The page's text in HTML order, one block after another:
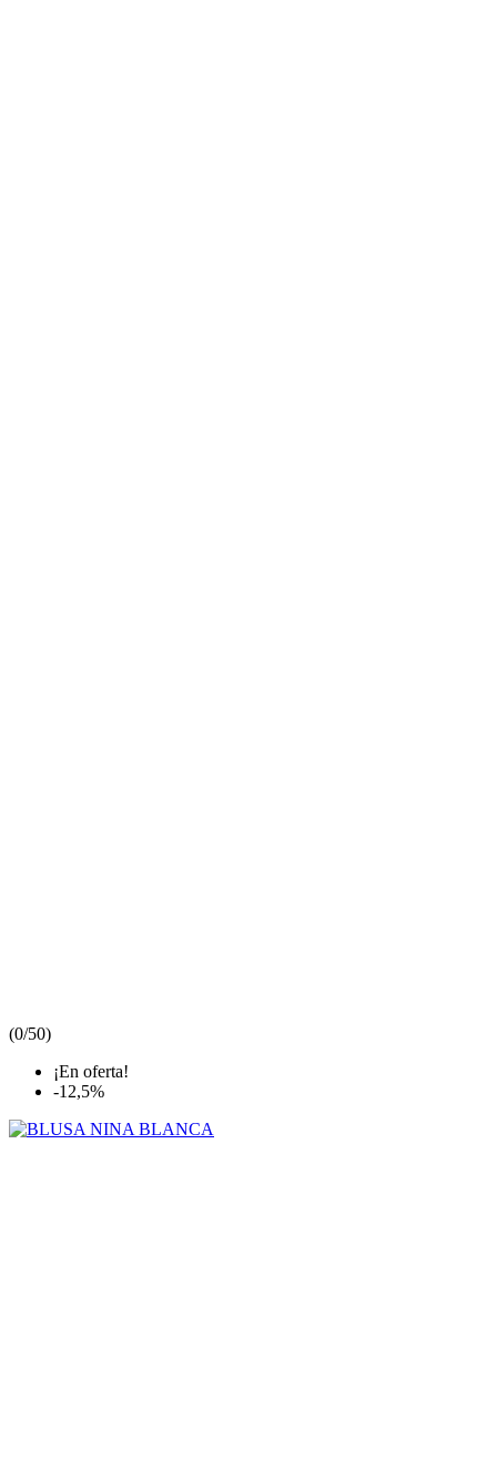
(0/50)
¡En oferta!
-12,5%